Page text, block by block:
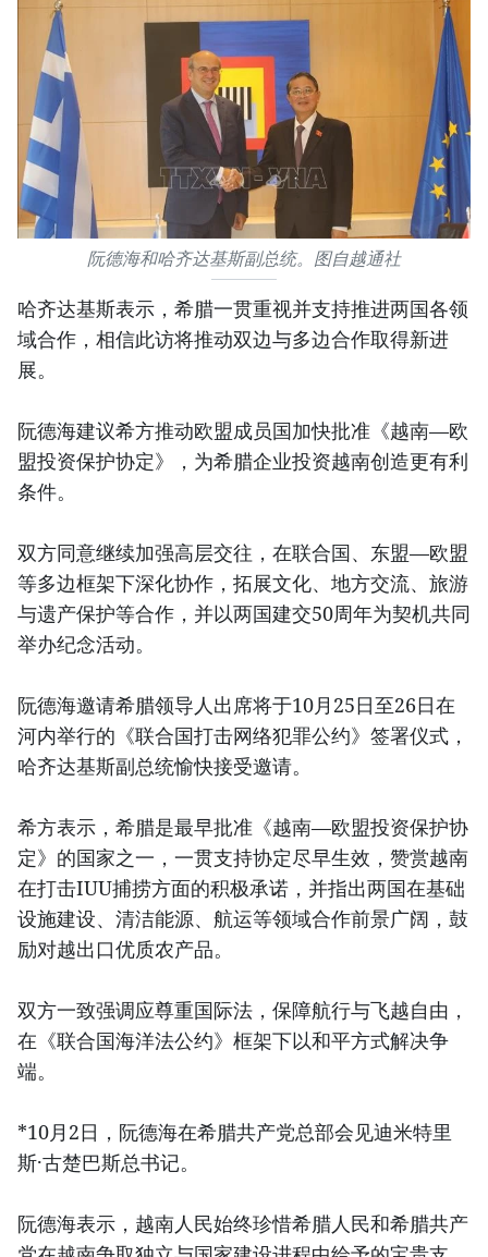
阮德海和哈齐达基斯副总统。图自越通社
哈齐达基斯表示，希腊一贯重视并支持推进两国各领
域合作，相信此访将推动双边与多边合作取得新进
展。
阮德海建议希方推动欧盟成员国加快批准《越南—欧
盟投资保护协定》，为希腊企业投资越南创造更有利
条件。
双方同意继续加强高层交往，在联合国、东盟—欧盟
等多边框架下深化协作，拓展文化、地方交流、旅游
与遗产保护等合作，并以两国建交50周年为契机共同
举办纪念活动。
阮德海邀请希腊领导人出席将于10月25日至26日在
河内举行的《联合国打击网络犯罪公约》签署仪式，
哈齐达基斯副总统愉快接受邀请。
希方表示，希腊是最早批准《越南—欧盟投资保护协
定》的国家之一，一贯支持协定尽早生效，赞赏越南
在打击IUU捕捞方面的积极承诺，并指出两国在基础
设施建设、清洁能源、航运等领域合作前景广阔，鼓
励对越出口优质农产品。
双方一致强调应尊重国际法，保障航行与飞越自由，
在《联合国海洋法公约》框架下以和平方式解决争
端。
*10月2日，阮德海在希腊共产党总部会见迪米特里
斯·古楚巴斯总书记。
阮德海表示，越南人民始终珍惜希腊人民和希腊共产